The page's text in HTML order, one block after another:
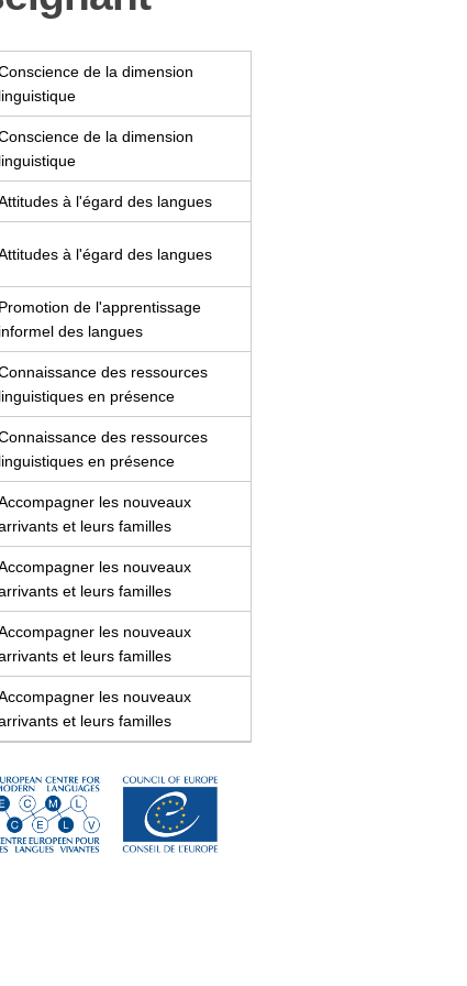
de la dimension
linguistique
de la dimension
linguistique
à l'égard des langues
à l'égard des langues
Promotion de l'apprentissage
informel des langues
des ressources
linguistiques en présence
des ressources
linguistiques en présence
les nouveaux
et leurs familles
les nouveaux
et leurs familles
les nouveaux
et leurs familles
les nouveaux
et leurs familles